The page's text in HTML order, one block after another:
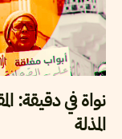
نواة في دقيقة:
المذلة